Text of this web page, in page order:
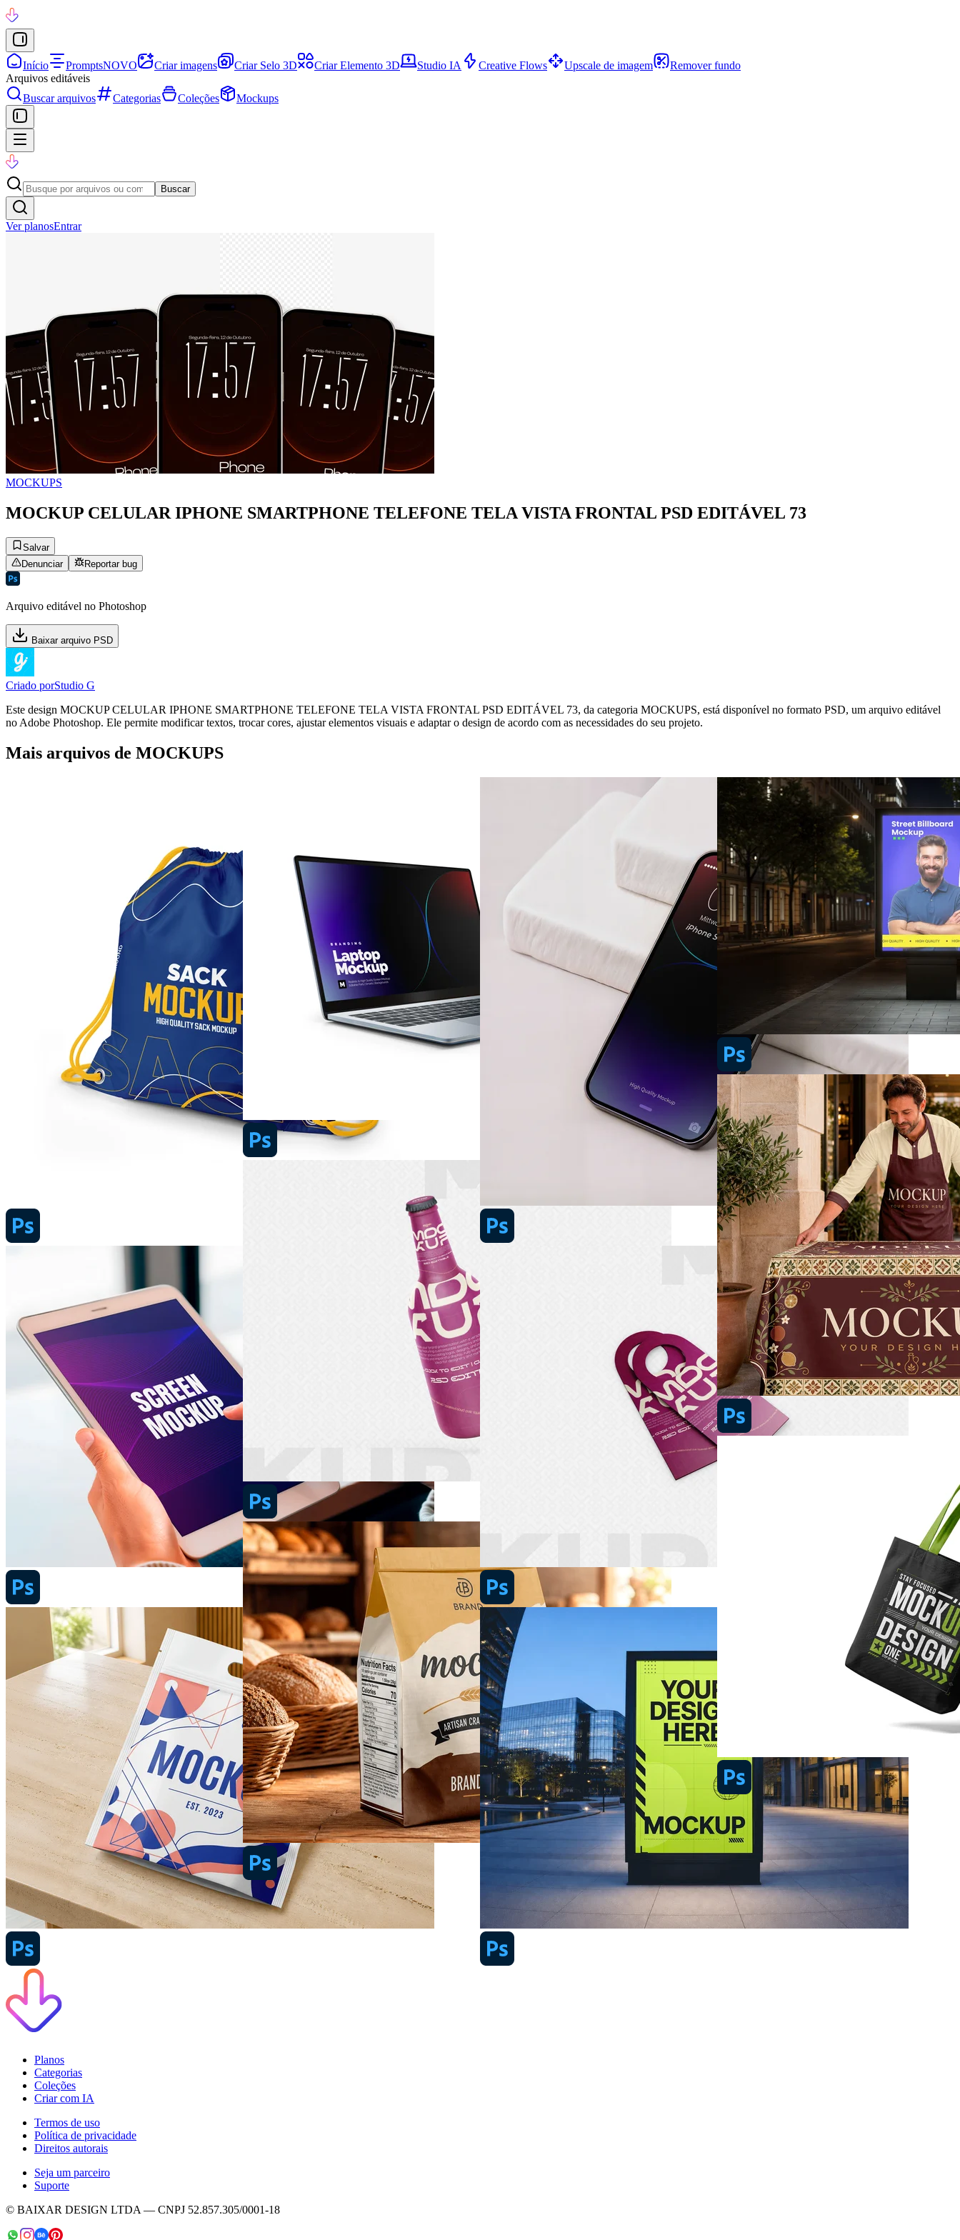
Início PromptsNOVO Criar imagens Criar Selo 3D Criar Elemento 3D Studio IA Creative Flows Upscale de imagem
Remover fundo
Arquivos editáveis
Buscar arquivos
Categorias Coleções Mockups
Buscar
Ver planosEntrar
MOCKUPS
MOCKUP CELULAR IPHONE SMARTPHONE TELEFONE TELA VISTA FRONTAL PSD EDITÁVEL 73
Salvar
Denunciar
Reportar bug
Arquivo editável no Photoshop
Baixar arquivo PSD
Criado porStudio G
Este design MOCKUP CELULAR IPHONE SMARTPHONE TELEFONE TELA VISTA FRONTAL PSD EDITÁVEL 73, da categoria MOCKUPS, está disponível no formato PSD, um arquivo editável
no Adobe Photoshop. Ele permite modificar textos, trocar cores, ajustar elementos visuais e adaptar o design de acordo com as necessidades do seu projeto.
Mais arquivos de MOCKUPS
Planos
Categorias
Coleções
Criar com IA
Termos de uso
Política de privacidade
Direitos autorais
Seja um parceiro
Suporte
© BAIXAR DESIGN LTDA — CNPJ 52.857.305/0001-18